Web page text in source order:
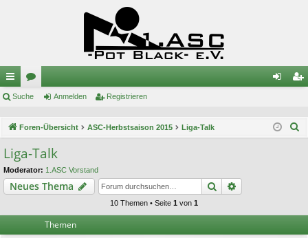
ch
llz
ug
riff
or
el rie
Suche Anmelden Registrieren
Foren-Übersicht ASC-Herbstsaison 2015 Liga-Talk
Liga-Talk
Moderator: 1.ASC Vorstand
Neues Thema Suche
10 Themen • Seite 1 von 1
Themen